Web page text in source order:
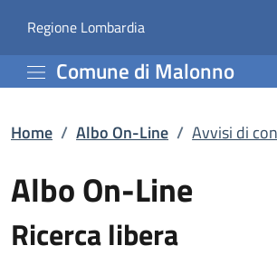
Avvisi di
Regione Lombardia(apre in un'altra
Comune di Malonno
Home / Albo On-Line / Avvisi di
Albo On-Line
Ricerca libera